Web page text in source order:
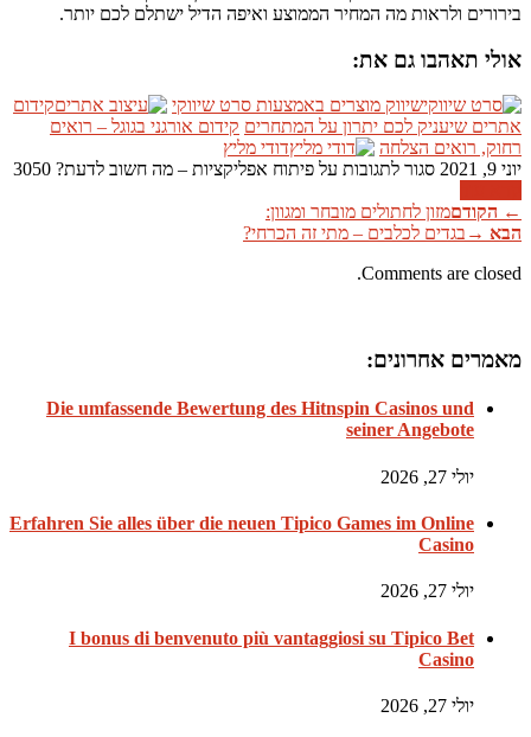
בירורים ולראות מה המחיר הממוצע ואיפה הדיל ישתלם לכם יותר.
אולי תאהבו גם את:
שיווק מוצרים באמצעות סרט שיווקי
קידום
אתרים שיעניק לכם יתרון על המתחרים קידום אורגני בגוגל – רואים
רחוק, רואים הצלחה
דודי מליץ
יוני 9, 2021
סגור לתגובות על פיתוח אפליקציות – מה חשוב לדעת?
← הקודםמזון לחתולים מובחר ומגוון:
הבא → בגדים לכלבים – מתי זה הכרחי?
Comments are closed.
מאמרים אחרונים:
Die umfassende Bewertung des Hitnspin Casinos und
seiner Angebote
יולי 27, 2026
Erfahren Sie alles über die neuen Tipico Games im Online
Casino
יולי 27, 2026
I bonus di benvenuto più vantaggiosi su Tipico Bet
Casino
יולי 27, 2026